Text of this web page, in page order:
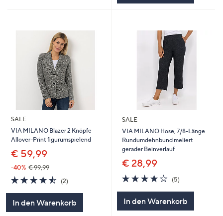
SALE
VIA MILANO Blazer 2 Knöpfe
Allover-Print figurumspielend
€ 59,99
-40% € 99,99
4.5
von
(2)2
In den Warenkorb
SALE
VIA MILANO Hose, 7/8-Länge
Rundumdehnbund meliert
gerader Beinverlauf
€ 28,99
4.0
von
(5)5
In den Warenkorb